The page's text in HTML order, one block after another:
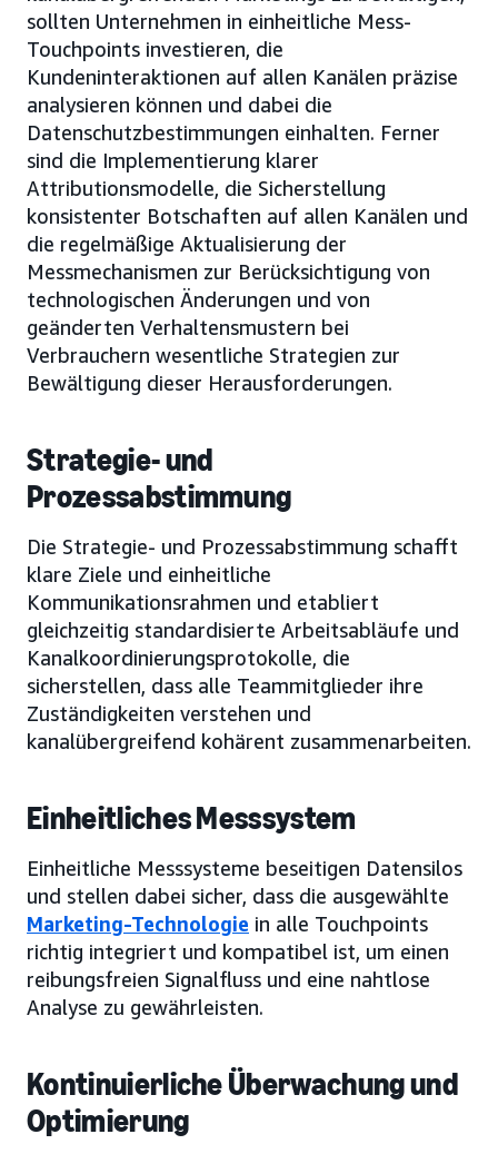
sollten Unternehmen in einheitliche Mess-
Touchpoints investieren, die
Kundeninteraktionen auf allen Kanälen präzise
analysieren können und dabei die
Datenschutzbestimmungen einhalten. Ferner
sind die Implementierung klarer
Attributionsmodelle, die Sicherstellung
konsistenter Botschaften auf allen Kanälen und
die regelmäßige Aktualisierung der
Messmechanismen zur Berücksichtigung von
technologischen Änderungen und von
geänderten Verhaltensmustern bei
Verbrauchern wesentliche Strategien zur
Bewältigung dieser Herausforderungen.
Strategie- und
Prozessabstimmung
Die Strategie- und Prozessabstimmung schafft
klare Ziele und einheitliche
Kommunikationsrahmen und etabliert
gleichzeitig standardisierte Arbeitsabläufe und
Kanalkoordinierungsprotokolle, die
sicherstellen, dass alle Teammitglieder ihre
Zuständigkeiten verstehen und
kanalübergreifend kohärent zusammenarbeiten.
Einheitliches Messsystem
Einheitliche Messsysteme beseitigen Datensilos
und stellen dabei sicher, dass die ausgewählte
Marketing-Technologie in alle Touchpoints
richtig integriert und kompatibel ist, um einen
reibungsfreien Signalfluss und eine nahtlose
Analyse zu gewährleisten.
Kontinuierliche Überwachung und
Optimierung